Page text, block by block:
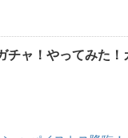
チャ！やってみた！